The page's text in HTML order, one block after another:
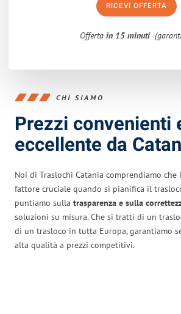
RICEVI OFFERTA
Offerta in 15 minuti
CHI SIAMO
Prezzi convenienti
eccellente da
Noi di Traslochi Catania comprendiamo
fattore cruciale quando si pianifica il
puntiamo sulla trasparenza e sulla
soluzioni su misura. Che si tratti di un
di un trasloco in tutta Europa, garantiamo
alta qualità a prezzi competitivi.